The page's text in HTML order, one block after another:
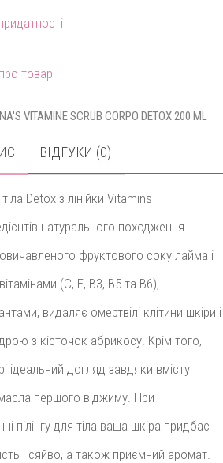
товар
VITAMINE SCRUB CORPO DETOX 200 ML
ВІДГУКИ (0)
Detox з лінійки Vitamins
натурального походження.
фруктового соку лайма і
(C, E, B3, B5 та B6),
видаляє омертвілі клітини шкіри і
з кісточок абрикосу. Крім того,
ідеальний догляд завдяки вмісту
першого віджиму. При
пілінгу для тіла ваша шкіра придбає
і сяйво, а також приємний аромат.